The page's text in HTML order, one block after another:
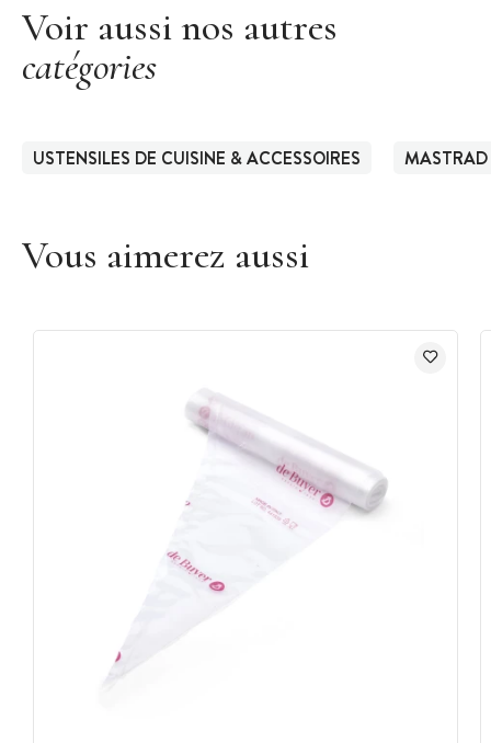
Voir aussi nos autres
catégories
USTENSILES DE CUISINE & ACCESSOIRES MASTRAD
Vous aimerez aussi